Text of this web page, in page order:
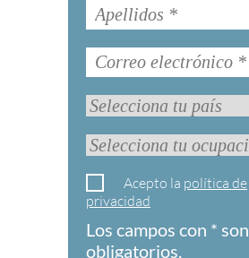
Acepto la política de
privacidad
Los campos con * son
obligatorios.